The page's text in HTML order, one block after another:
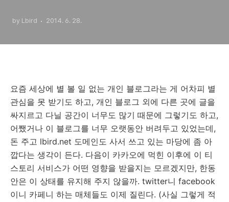
by Lbird 2014. 6. 28.
요즘 세상에 별 볼 일 없는 개인 블로그라는 게 어차피 별
관심을 못 받기도 하고, 개인 블로그 외에 다른 곳에 글을
싸지르고 다닐 공간이 너무도 많기 때문에 그렇기도 하고,
어쨌거나 이 블로그를 너무 오랫동안 버려두고 있었는데,
돈 주고 lbird.net 도메인도 사서 쓰고 있는 마당에 좀 아
깝다는 생각이 든다. 다음이 카카오에 먹힌 이후에 이 티
스토리 서비스가 어떤 영향을 받을지는 모르겠지만, 한동
안은 이 상태를 유지해 주지 않을까. twitter니 facebook
이니 카페니 하는 매체들도 이제 질린다. (사실 그렇게 적